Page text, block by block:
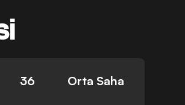
36 Orta Saha